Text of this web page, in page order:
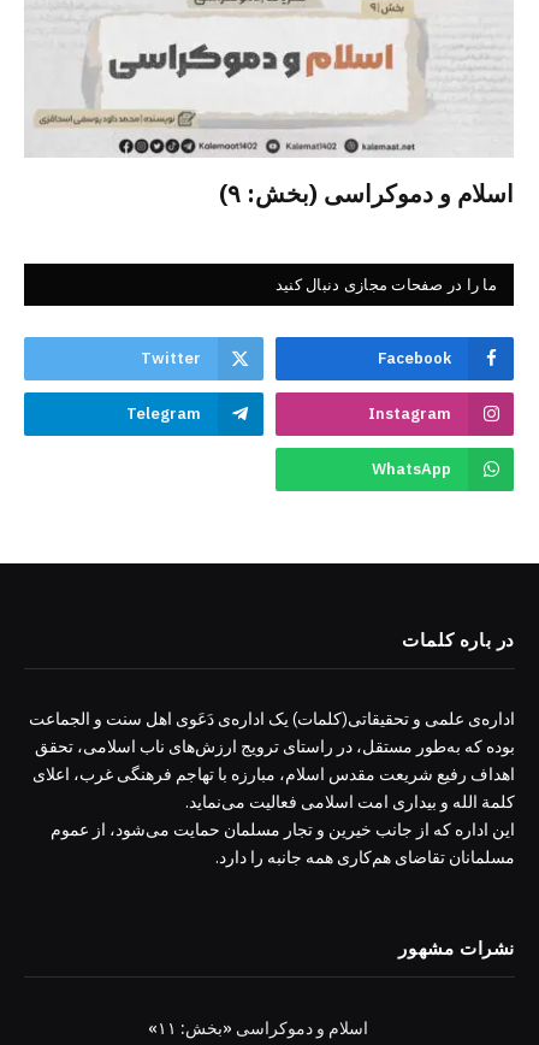
اسلام و دموکراسی (بخش: ۹)
ما را در صفحات مجازی دنبال کنید
Facebook
Twitter
Instagram
Telegram
WhatsApp
در باره کلمات
اداره‌ی علمی و تحقیقاتی(کلمات) یک اداره‌ی دَعَوی اهل سنت و الجماعت
بوده که به‌طور مستقل، در راستای ترویج ارزش‌های ناب اسلامی، تحقق
اهداف رفیع شریعت مقدس اسلام، مبارزه با تهاجم فرهنگی غرب، اعلای
کلمة الله و بیداری امت اسلامی فعالیت می‌نماید.
این اداره که از جانب خیرین و تجار مسلمان حمایت می‌شود، از عموم
مسلمانان تقاضای هم‌کاری همه جانبه را دارد.
نشرات مشهور
اسلام و دموکراسی «بخش: ۱۱»